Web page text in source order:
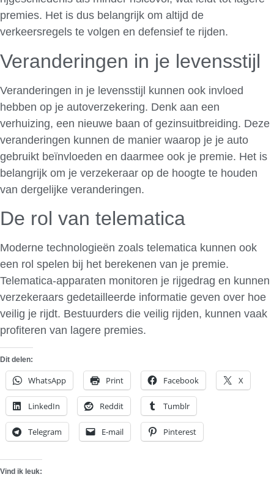
premies. Het is dus belangrijk om altijd de
verkeersregels te volgen en defensief te rijden.
Veranderingen in je levensstijl
Veranderingen in je levensstijl kunnen ook invloed
hebben op je autoverzekering. Denk aan een
verhuizing, een nieuwe baan of gezinsuitbreiding. Deze
veranderingen kunnen de manier waarop je je auto
gebruikt beïnvloeden en daarmee ook je premie. Het is
belangrijk om je verzekeraar op de hoogte te houden
van dergelijke veranderingen.
De rol van telematica
Moderne technologieën zoals telematica kunnen ook
een rol spelen bij het berekenen van je premie.
Telematica-apparaten monitoren je rijgedrag en kunnen
verzekeraars gedetailleerde informatie geven over hoe
veilig je rijdt. Bestuurders die veilig rijden, kunnen vaak
profiteren van lagere premies.
Dit delen:
WhatsApp Print Facebook X
LinkedIn Reddit Tumblr
Telegram E-mail Pinterest
Vind ik leuk: